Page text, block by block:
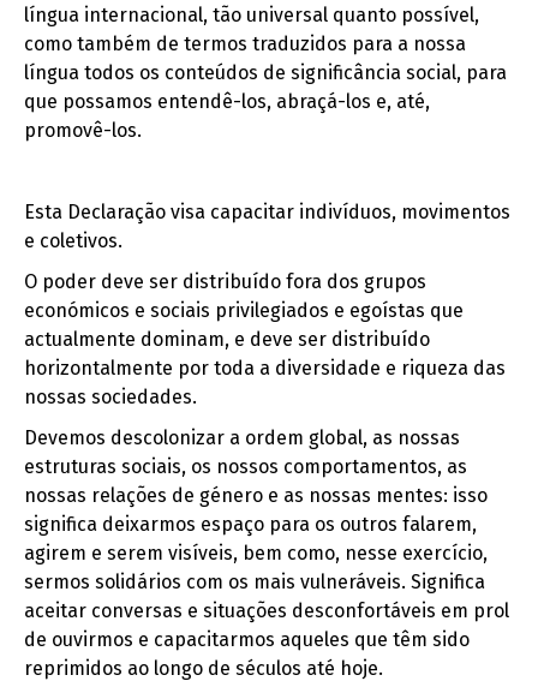
língua internacional, tão universal quanto possível,
como também de termos traduzidos para a nossa
língua todos os conteúdos de significância social, para
que possamos entendê-los, abraçá-los e, até,
promovê-los.
Esta Declaração visa capacitar indivíduos, movimentos
e coletivos.
O poder deve ser distribuído fora dos grupos
económicos e sociais privilegiados e egoístas que
actualmente dominam, e deve ser distribuído
horizontalmente por toda a diversidade e riqueza das
nossas sociedades.
Devemos descolonizar a ordem global, as nossas
estruturas sociais, os nossos comportamentos, as
nossas relações de género e as nossas mentes: isso
significa deixarmos espaço para os outros falarem,
agirem e serem visíveis, bem como, nesse exercício,
sermos solidários com os mais vulneráveis. Significa
aceitar conversas e situações desconfortáveis em prol
de ouvirmos e capacitarmos aqueles que têm sido
reprimidos ao longo de séculos até hoje.